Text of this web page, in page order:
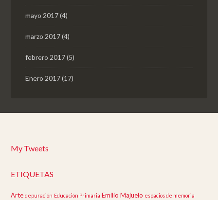
mayo 2017(4)
marzo 2017(4)
febrero 2017(5)
Enero 2017(17)
My Tweets
ETIQUETAS
Arte depuración Educación Primaria Emilio Majuelo espacios de memoria